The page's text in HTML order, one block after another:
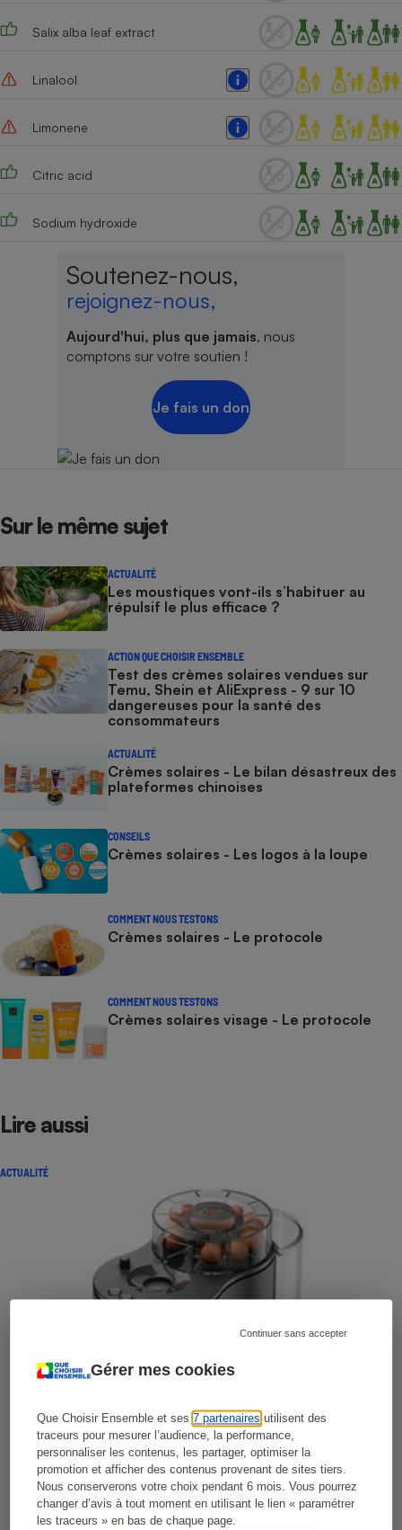
Gérer mes cookies
Que Choisir Ensemble et ses7 partenaires utilisent des
traceurs pour mesurer l’audience, la performance,
personnaliser les contenus, les partager, optimiser la
promotion et afficher des contenus provenant de sites tiers.
Nous conserverons votre choix pendant 6 mois. Vous pourrez
changer d’avis à tout moment en utilisant le lien « paramétrer
les traceurs » en bas de chaque page.
Continuer sans accepter
Salix alba leaf extract
Linalool
Limonene
Citric acid
Sodium hydroxide
Soutenez-nous,
rejoignez-nous,
Aujourd'hui, plus que jamais, nous
comptons sur votre soutien !
Je fais un don
Sur le même sujet
ACTUALITÉ
Les moustiques vont-ils s’habituer au
répulsif le plus efficace ?
ACTION QUE CHOISIR ENSEMBLE
Test des crèmes solaires vendues sur
Temu, Shein et AliExpress - 9 sur 10
dangereuses pour la santé des
consommateurs
ACTUALITÉ
Crèmes solaires - Le bilan désastreux des
plateformes chinoises
CONSEILS
Crèmes solaires - Les logos à la loupe
COMMENT NOUS TESTONS
Crèmes solaires - Le protocole
COMMENT NOUS TESTONS
Crèmes solaires visage - Le protocole
Lire aussi
ACTUALITÉ